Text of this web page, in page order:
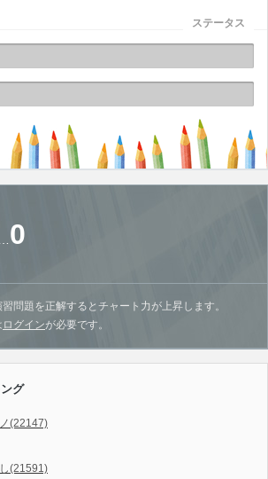
ステータス
0
問題を正解するとチャート力が上昇します。
ログインが必要です。
グ
(22147)
(21591)